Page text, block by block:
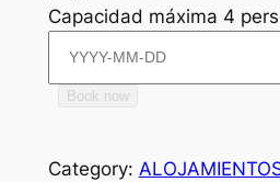
Capacidad máxima 4
M
Book now
Category: